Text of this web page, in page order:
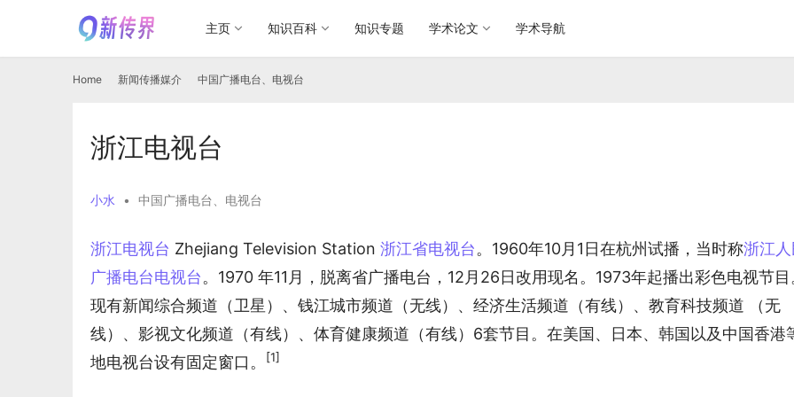
主页 知识百科 知识专题 学术论文 学术导航
Home 新闻传播媒介 中国广播电台、电视台
浙江电视台
小水 • 中国广播电台、电视台
浙江电视台 Zhejiang Television Station 浙江省电视台。1960年10月1日在杭州试播，当时称浙江人
广播电台电视台。1970 年11月，脱离省广播电台，12月26日改用现名。1973年起播出彩色电视节目
现有新闻综合频道（卫星）、钱江城市频道（无线）、经济生活频道（有线）、教育科技频道 （无
线）、影视文化频道（有线）、体育健康频道（有线）6套节目。在美国、日本、韩国以及中国香港
地电视台设有固定窗口。
[1]